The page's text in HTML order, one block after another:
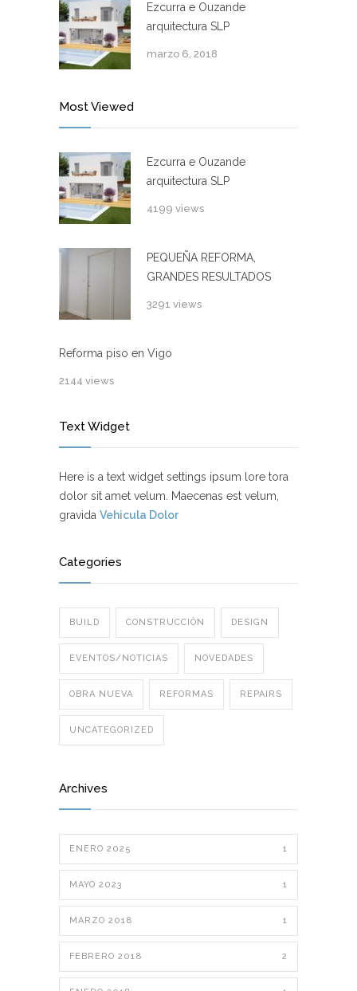
Ezcurra e Ouzande
arquitectura SLP
marzo 6, 2018
Most Viewed
Ezcurra e Ouzande
arquitectura SLP
4199 views
PEQUEÑA REFORMA,
GRANDES RESULTADOS
3291 views
Reforma piso en Vigo
2144 views
Text Widget
Here is a text widget settings ipsum lore tora
dolor sit amet velum. Maecenas est velum,
gravida Vehicula Dolor
Categories
BUILD CONSTRUCCIÓN DESIGN
EVENTOS/NOTICIAS NOVEDADES
OBRA NUEVA REFORMAS REPAIRS
UNCATEGORIZED
Archives
ENERO 2025 1
MAYO 2023 1
MARZO 2018 1
FEBRERO 2018 2